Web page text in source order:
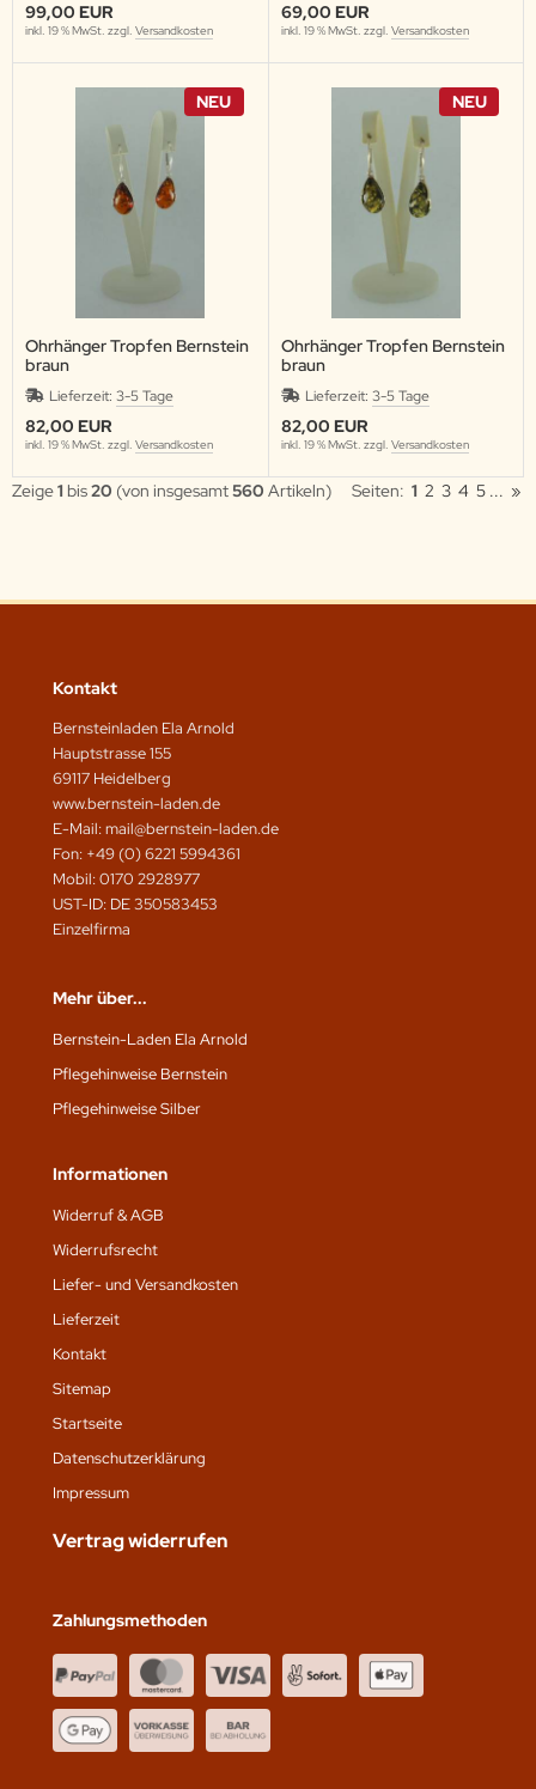
99,00 EUR
inkl. 19 % MwSt. zzgl. Versandkosten
69,00 EUR
inkl. 19 % MwSt. zzgl. Versandkosten
NEU
Ohrhänger Tropfen Bernstein
braun
Lieferzeit: 3-5 Tage
82,00 EUR
inkl. 19 % MwSt. zzgl. Versandkosten
NEU
Ohrhänger Tropfen Bernstein
braun
Lieferzeit: 3-5 Tage
82,00 EUR
inkl. 19 % MwSt. zzgl. Versandkosten
Zeige1 bis20 (von insgesamt560 Artikeln) Seiten: 1 2 3 4 5 ... »
Kontakt
Bernsteinladen Ela Arnold
Hauptstrasse 155
69117 Heidelberg
www.bernstein-laden.de
E-Mail: mail@bernstein-laden.de
Fon: +49 (0) 6221 5994361
Mobil: 0170 2928977
UST-ID: DE 350583453
Einzelfirma
Mehr über...
Bernstein-Laden Ela Arnold
Pflegehinweise Bernstein
Pflegehinweise Silber
Informationen
Widerruf & AGB
Widerrufsrecht
Liefer- und Versandkosten
Lieferzeit
Kontakt
Sitemap
Startseite
Datenschutz­erklärung
Impressum
Vertrag widerrufen
Zahlungsmethoden